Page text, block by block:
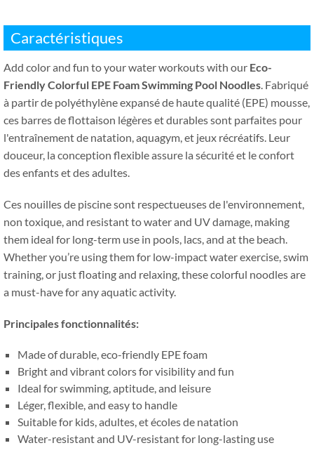
Caractéristiques
Add color and fun to your water workouts with our Eco-
Friendly Colorful EPE Foam Swimming Pool Noodles. Fabriqué
à partir de polyéthylène expansé de haute qualité (EPE) mousse,
ces barres de flottaison légères et durables sont parfaites pour
l'entraînement de natation, aquagym, et jeux récréatifs. Leur
douceur, la conception flexible assure la sécurité et le confort
des enfants et des adultes.
Ces nouilles de piscine sont respectueuses de l'environnement,
non toxique,and resistant to water and UV damage, making
them ideal for long-term use in pools, lacs,and at the beach.
Whether you’re using them for low-impact water exercise,swim
training,or just floating and relaxing,these colorful noodles are
a must-have for any aquatic activity.
Principales fonctionnalités:
Made of durable,eco-friendly EPE foam
Bright and vibrant colors for visibility and fun
Ideal for swimming, aptitude,and leisure
Léger, flexible,and easy to handle
Suitable for kids, adultes, et écoles de natation
Water-resistant and UV-resistant for long-lasting use